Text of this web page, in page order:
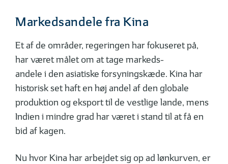
Markedsandele fra Kina
Et af de områder, regeringen har fokuseret på,
har været målet om at tage markeds-
andele i den asiatiske forsyningskæde. Kina har
historisk set haft en høj andel af den globale
produktion og eksport til de vestlige lande, mens
Indien i mindre grad har været i stand til at få en
bid af kagen.
Nu hvor Kina har arbejdet sig op ad lønkurven, er